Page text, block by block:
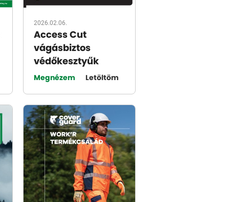
2026.02.06.
Access Cut
vágásbiztos
védőkesztyűk
Megnézem Letöltöm